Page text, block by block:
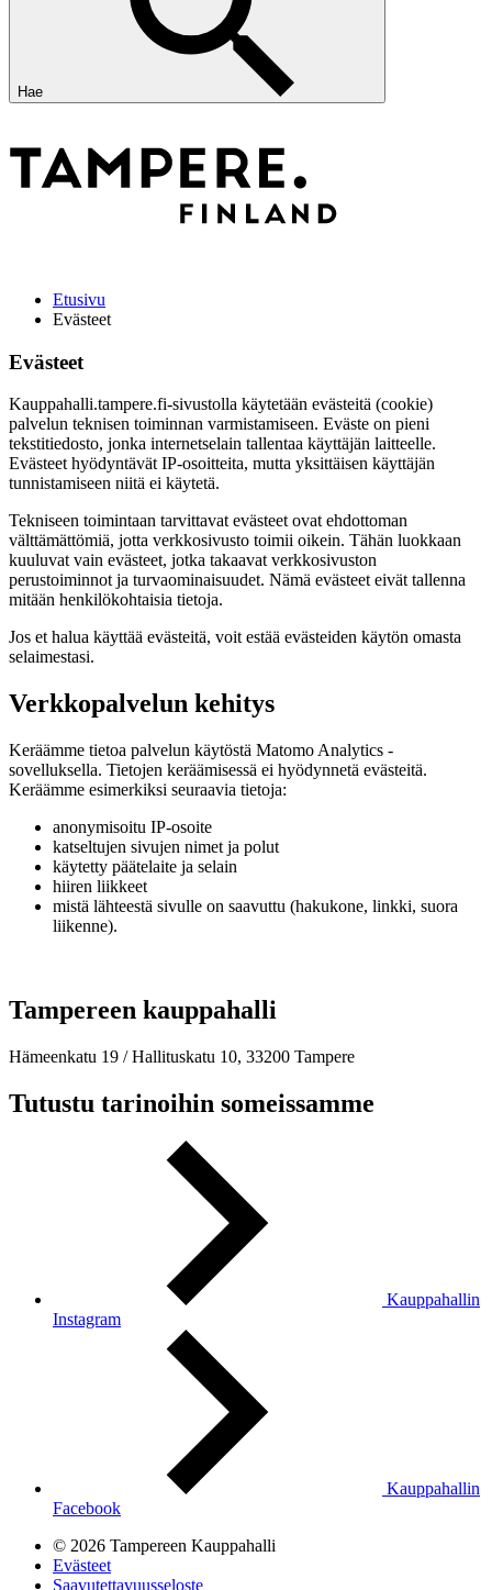
Hae
Etusivu
Evästeet
Evästeet
Kauppahalli.tampere.fi-sivustolla käytetään evästeitä (cookie)
palvelun teknisen toiminnan varmistamiseen. Eväste on pieni
tekstitiedosto, jonka internetselain tallentaa käyttäjän laitteelle.
Evästeet hyödyntävät IP-osoitteita, mutta yksittäisen käyttäjän
tunnistamiseen niitä ei käytetä.
Tekniseen toimintaan tarvittavat evästeet ovat ehdottoman
välttämättömiä, jotta verkkosivusto toimii oikein. Tähän luokkaan
kuuluvat vain evästeet, jotka takaavat verkkosivuston
perustoiminnot ja turvaominaisuudet. Nämä evästeet eivät tallenna
mitään henkilökohtaisia tietoja.
Jos et halua käyttää evästeitä, voit estää evästeiden käytön omasta
selaimestasi.
Verkkopalvelun kehitys
Keräämme tietoa palvelun käytöstä Matomo Analytics -
sovelluksella. Tietojen keräämisessä ei hyödynnetä evästeitä.
Keräämme esimerkiksi seuraavia tietoja:
anonymisoitu IP-osoite
katseltujen sivujen nimet ja polut
käytetty päätelaite ja selain
hiiren liikkeet
mistä lähteestä sivulle on saavuttu (hakukone, linkki, suora
liikenne).
Tampereen kauppahalli
Hämeenkatu 19 / Hallituskatu 10, 33200 Tampere
Tutustu tarinoihin someissamme
Kauppahallin
Instagram
Kauppahallin
Facebook
© 2026 Tampereen Kauppahalli
Evästeet
Saavutettavuusseloste